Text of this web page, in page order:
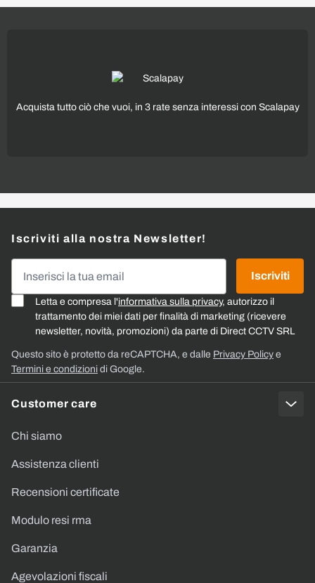
Acquista tutto ciò che vuoi, in 3 rate senza interessi con Scalapay
Customer care
Chi siamo
Assistenza clienti
Recensioni certificate
Modulo resi rma
Garanzia
Agevolazioni fiscali
Iscriviti alla nostra Newsletter!
Letta e compresa l'informativa sulla privacy, autorizzo il
trattamento dei miei dati per finalità di marketing (ricevere
newsletter, novità, promozioni) da parte di Direct CCTV SRL
Iscriviti
Questo sito è protetto da reCAPTCHA, e dalle Privacy Policy e
Termini e condizioni di Google.